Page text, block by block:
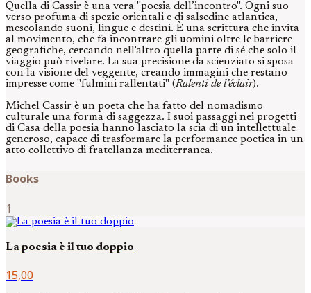
Quella di Cassir è una vera "poesia dell’incontro". Ogni suo
verso profuma di spezie orientali e di salsedine atlantica,
mescolando suoni, lingue e destini. È una scrittura che invita
al movimento, che fa incontrare gli uomini oltre le barriere
geografiche, cercando nell'altro quella parte di sé che solo il
viaggio può rivelare. La sua precisione da scienziato si sposa
con la visione del veggente, creando immagini che restano
impresse come "fulmini rallentati" (Ralenti de l’éclair).
Michel Cassir è un poeta che ha fatto del nomadismo
culturale una forma di saggezza. I suoi passaggi nei progetti
di Casa della poesia hanno lasciato la scia di un intellettuale
generoso, capace di trasformare la performance poetica in un
atto collettivo di fratellanza mediterranea.
Books
1
La poesia è il tuo doppio
15,00